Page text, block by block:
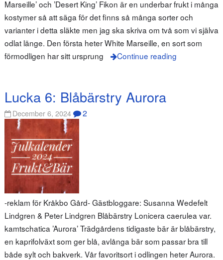
Marseille’ och ’Desert King’ Fikon är en underbar frukt i många
kostymer så att säga för det finns så många sorter och
varianter i detta släkte men jag ska skriva om två som vi själva
odlat länge. Den första heter White Marseille, en sort som
förmodligen har sitt ursprung
Continue reading
Lucka 6: Blåbärstry Aurora
December 6, 2024 2
-reklam för Kråkbo Gård- Gästbloggare: Susanna Wedefelt
Lindgren & Peter Lindgren Blåbärstry Lonicera caerulea var.
kamtschatica ’Aurora’ Trädgårdens tidigaste bär är blåbärstry,
en kaprifolväxt som ger blå, avlånga bär som passar bra till
både sylt och bakverk. Vår favoritsort i odlingen heter Aurora.